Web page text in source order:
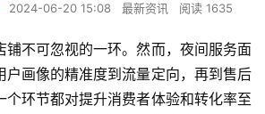
2024-06-20 15:08 最新资讯 阅读 1635
铺不可忽视的一环。然而，夜间服务面
户画像的精准度到流量定向，再到售后
个环节都对提升消费者体验和转化率至